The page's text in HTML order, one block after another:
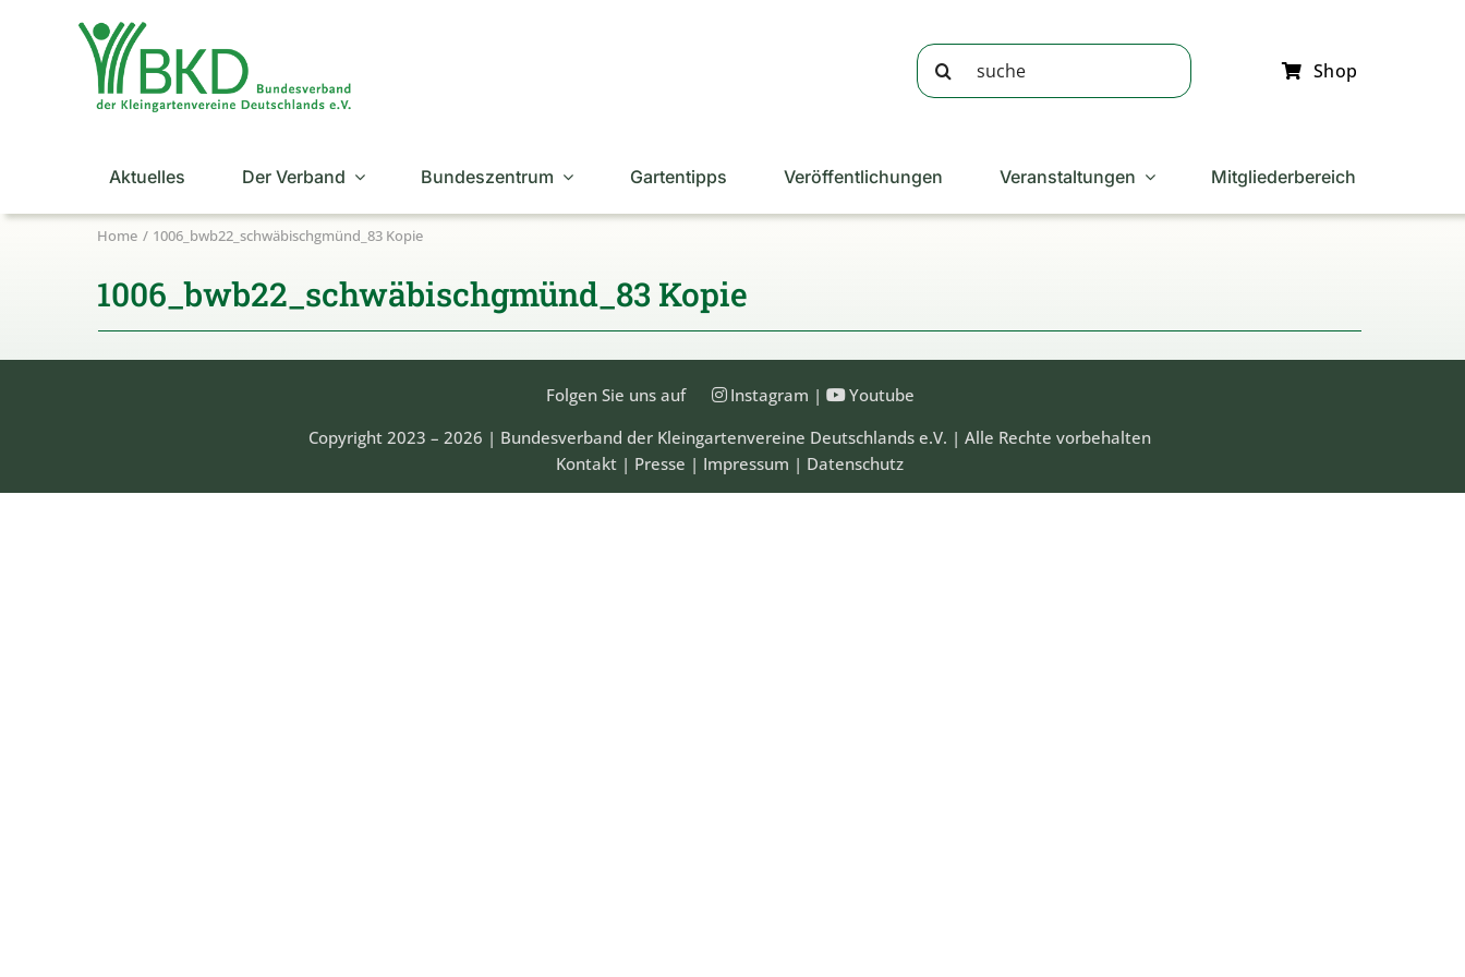
Suche
nach:
Shop
Aktuelles Der Verband Bundeszentrum Gartentipps Veröffentlichungen Veranstaltungen Mitgliederbereich
Home 1006_bwb22_schwäbischgmünd_83 Kopie
1006_bwb22_schwäbischgmünd_83 Kopie
Folgen Sie uns auf Instagram |
Youtube
Copyright 2023 – 2026 | Bundesverband der Kleingartenvereine Deutschlands e.V. | Alle Rechte vorbehalten
Kontakt | Presse | Impressum | Datenschutz